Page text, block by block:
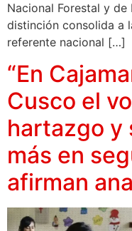
Nacional Forestal y de
distinción consolida a
referente nacional […]
“En
Cusco el
hartazgo y
más en
afirman